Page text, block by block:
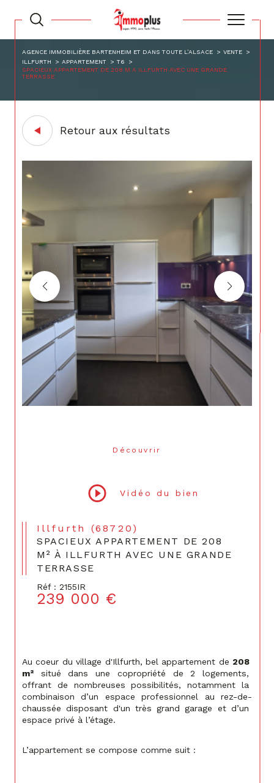
AGENCE IMMOBILIÈRE BARTENHEIM ET DANS TOUTE L’ALSACE
VENTE
ILLFURTH
APPARTEMENT
T6
SPACIEUX APPARTEMENT DE 208 M A ILLFURTH AVEC UNE GRANDE
TERRASSE
Retour aux résultats
Découvrir
Vidéo du bien
Illfurth (68720)
SPACIEUX APPARTEMENT DE 208
M² À ILLFURTH AVEC UNE GRANDE
TERRASSE
Réf : 2155IR
239 000 €
Au coeur du village d'Illfurth, bel appartement de 208
m² situé dans une copropriété de 2 logements,
offrant de nombreuses possibilités, notamment la
combinaison d’un espace professionnel au rez-de-
chaussée disposant d'un très grand garage et d’un
espace privé à l’étage.
L’appartement se compose comme suit :